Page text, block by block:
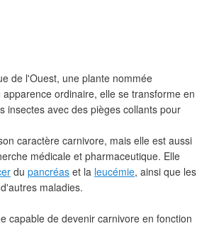
de l'Ouest, une plante nommée
ordinaire, elle se transforme en
insectes avec des pièges collants pour
caractère carnivore, mais elle est aussi
médicale et pharmaceutique. Elle
du pancréas et la leucémie, ainsi que les
maladies.
capable de devenir carnivore en fonction